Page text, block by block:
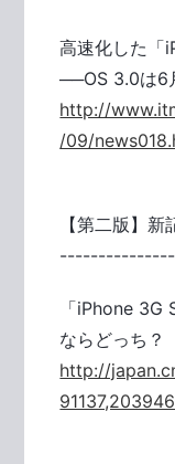
高速化した「
──OS 3.0は6
http://
/09/
【第二版
---------------
「iPhone 3G
ならどっち？
http://